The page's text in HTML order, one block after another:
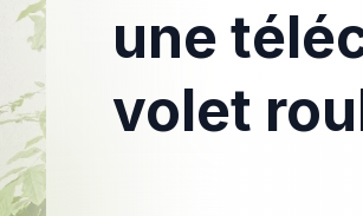
une
volet